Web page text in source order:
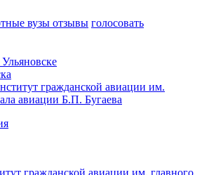
вузы отзывы голосовать
гражданской авиации им.
авиации Б.П. Бугаева